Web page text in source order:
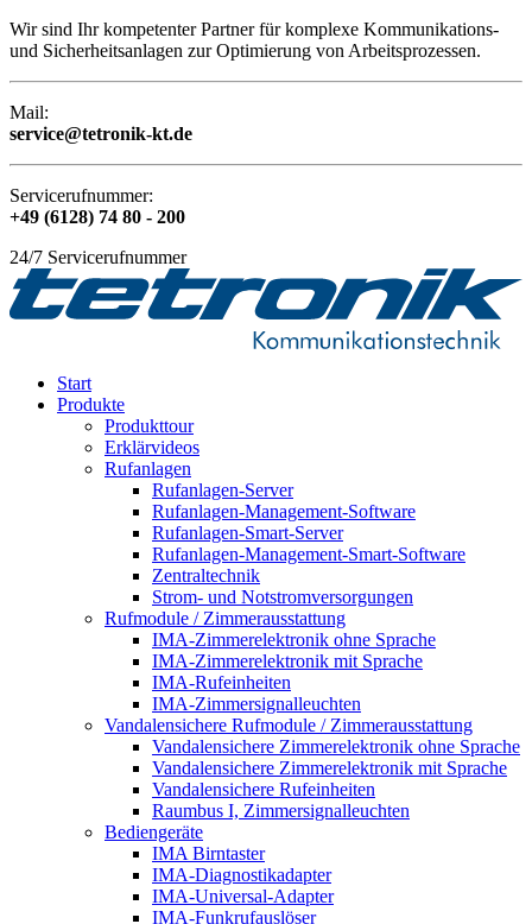
Wir sind Ihr kompetenter Partner für komplexe Kommunikations-
und Sicherheitsanlagen zur Optimierung von Arbeitsprozessen.
Mail:
service@tetronik-kt.de
Servicerufnummer:
+49 (6128) 74 80 - 200
24/7 Servicerufnummer
Start
Produkte
Produkttour
Erklärvideos
Rufanlagen
Rufanlagen-Server
Rufanlagen-Management-Software
Rufanlagen-Smart-Server
Rufanlagen-Management-Smart-Software
Zentraltechnik
Strom- und Notstromversorgungen
Rufmodule / Zimmerausstattung
IMA-Zimmerelektronik ohne Sprache
IMA-Zimmerelektronik mit Sprache
IMA-Rufeinheiten
IMA-Zimmersignalleuchten
Vandalensichere Rufmodule / Zimmerausstattung
Vandalensichere Zimmerelektronik ohne Sprache
Vandalensichere Zimmerelektronik mit Sprache
Vandalensichere Rufeinheiten
Raumbus I, Zimmersignalleuchten
Bediengeräte
IMA Birntaster
IMA-Diagnostikadapter
IMA-Universal-Adapter
IMA-Funkrufauslöser